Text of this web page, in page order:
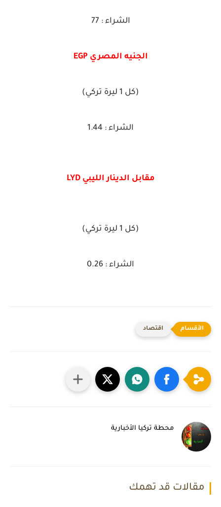
الشراء : 77
الجنيه المصري EGP
(كل 1 ليرة تركي)
الشراء : 1.44
مقابل الدينار الليبي LYD
(كل 1 ليرة تركي)
الشراء : 0.26
اقتصاد
محطة تركيا الأخبارية
مقالات قد تهمك